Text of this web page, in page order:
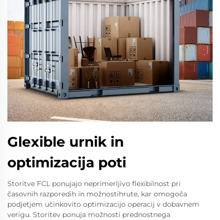
Glexible urnik in
optimizacija poti
Storitve FCL ponujajo neprimerljivo flexibilnost pri
časovnih razporedih in možnostihrute, kar omogoča
podjetjem učinkovito optimizacijo operacij v dobavnem
verigu. Storitev ponuja možnosti prednostnega